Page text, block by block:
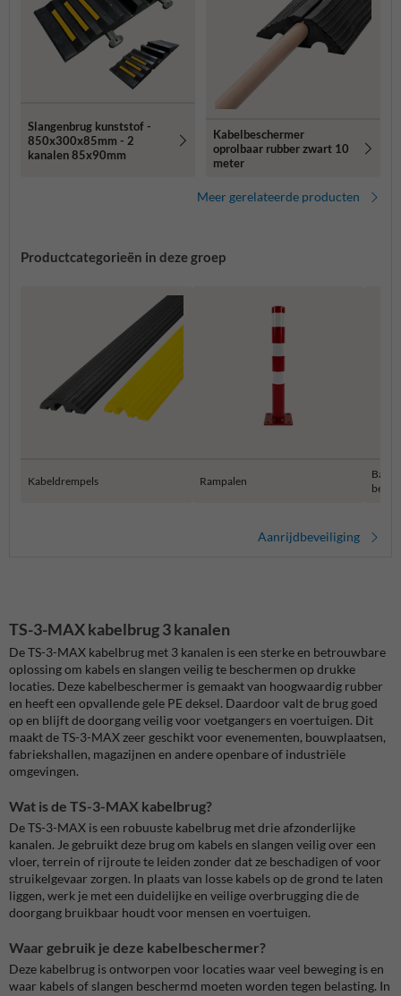
Slangenbrug kunststof -
850x300x85mm - 2
kanalen 85x90mm
Kabelbeschermer
oprolbaar rubber zwart 10
meter
Meer gerelateerde producten
Productcategorieën in deze groep
Kabeldrempels Rampalen
Aanrijdbeveiliging
TS-3-MAX kabelbrug 3 kanalen
De TS-3-MAX kabelbrug met 3 kanalen is een sterke en betrouwbare
oplossing om kabels en slangen veilig te beschermen op drukke
locaties. Deze kabelbeschermer is gemaakt van hoogwaardig rubber
en heeft een opvallende gele PE deksel. Daardoor valt de brug goed
op en blijft de doorgang veilig voor voetgangers en voertuigen. Dit
maakt de TS-3-MAX zeer geschikt voor evenementen, bouwplaatsen,
fabriekshallen, magazijnen en andere openbare of industriële
omgevingen.
Wat is de TS-3-MAX kabelbrug?
De TS-3-MAX is een robuuste kabelbrug met drie afzonderlijke
kanalen. Je gebruikt deze brug om kabels en slangen veilig over een
vloer, terrein of rijroute te leiden zonder dat ze beschadigen of voor
struikelgevaar zorgen. In plaats van losse kabels op de grond te laten
liggen, werk je met een duidelijke en veilige overbrugging die de
doorgang bruikbaar houdt voor mensen en voertuigen.
Waar gebruik je deze kabelbeschermer?
Deze kabelbrug is ontworpen voor locaties waar veel beweging is en
waar kabels of slangen beschermd moeten worden tegen belasting. In